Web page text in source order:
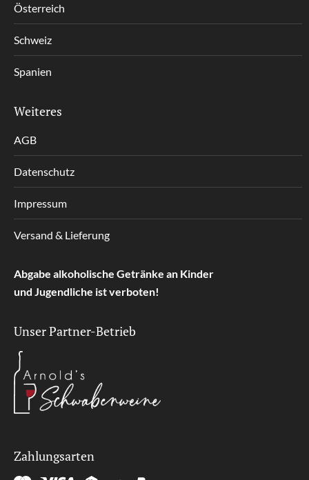
Österreich
Schweiz
Spanien
Weiteres
AGB
Datenschutz
Impressum
Versand & Lieferung
Abgabe alkoholische Getränke an Kinder
und Jugendliche ist verboten!
Unser Partner-Betrieb
Zahlungsarten